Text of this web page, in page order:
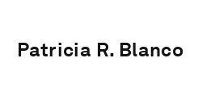
Patricia R. Blanco